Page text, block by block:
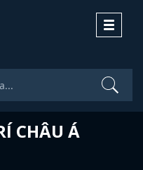
Toggle
CHÂU Á